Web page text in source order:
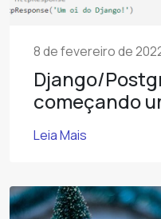
8 de fevereiro de
Django/
começando
Leia Mais